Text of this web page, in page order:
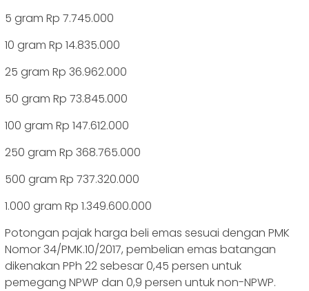
5 gram Rp 7.745.000
10 gram Rp 14.835.000
25 gram Rp 36.962.000
50 gram Rp 73.845.000
100 gram Rp 147.612.000
250 gram Rp 368.765.000
500 gram Rp 737.320.000
1.000 gram Rp 1.349.600.000
Potongan pajak harga beli emas sesuai dengan PMK
Nomor 34/PMK.10/2017, pembelian emas batangan
dikenakan PPh 22 sebesar 0,45 persen untuk
pemegang NPWP dan 0,9 persen untuk non-NPWP.